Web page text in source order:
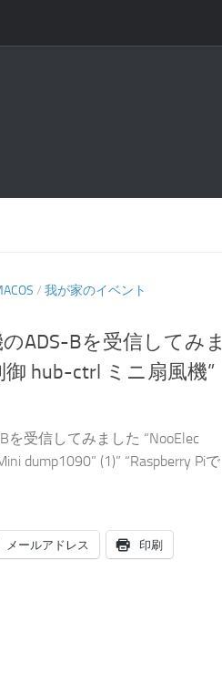
/ 我が家のイベント
ADS-Bを受信してみま
御 hub-ctrl ミニ扇風機”
を受信してみました “NooElec
dump1090” (1)” “Raspberry Piで
メールアドレス 印刷